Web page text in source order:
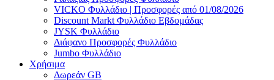
VICKO Φυλλάδιο | Προσφορές από 01/08/2026
Discount Markt Φυλλάδιο Εβδομάδας
JYSK Φυλλάδιο
Διάφανο Προσφορές Φυλλάδιο
Jumbo Φυλλάδιο
Χρήσιμα
Δωρεάν GB